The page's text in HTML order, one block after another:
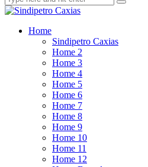
Home
Sindipetro Caxias
Home 2
Home 3
Home 4
Home 5
Home 6
Home 7
Home 8
Home 9
Home 10
Home 11
Home 12